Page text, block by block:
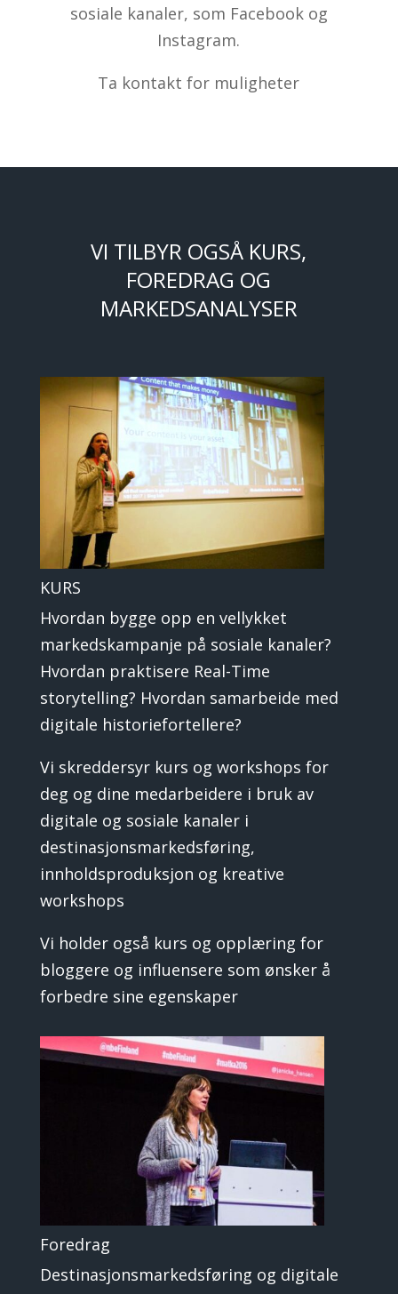
sosiale kanaler, som Facebook og
Instagram.
Ta kontakt for muligheter
VI TILBYR OGSÅ KURS,
FOREDRAG OG
MARKEDSANALYSER
KURS
Hvordan bygge opp en vellykket
markedskampanje på sosiale kanaler?
Hvordan praktisere Real-Time
storytelling? Hvordan samarbeide med
digitale historiefortellere?
Vi skreddersyr kurs og workshops for
deg og dine medarbeidere i bruk av
digitale og sosiale kanaler i
destinasjonsmarkedsføring,
innholdsproduksjon og kreative
workshops
Vi holder også kurs og opplæring for
bloggere og influensere som ønsker å
forbedre sine egenskaper
Foredrag
Destinasjonsmarkedsføring og digitale